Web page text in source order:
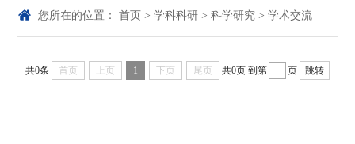
您所在的位置： 首页> 学科科研> 科学研究> 学术交流
共0条 首页 上页 1 下页 尾页 共0页 到第 页 跳转